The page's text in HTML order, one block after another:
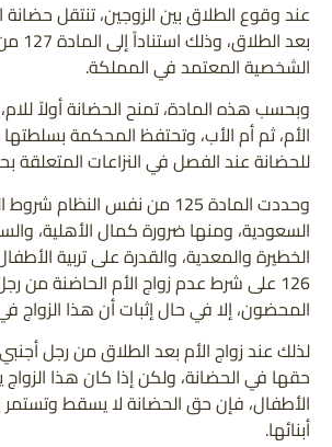
عند وقوع الطلاق بين الزوجين، تنتقل حضانة
بعد
الشخصية المعتمد في المملكة.
وبحسب هذه المادة، تمنح الحضانة أولاً للام،
الأم، ثم أم الأب، وتحتفظ المحكمة
للحضانة عند الفصل في النزاعات المتعلقة
وحددت المادة 125 من نفس النظام
السعودية، ومنها ضرورة كمال الأهلية،
الخطيرة والمعدية، والقدرة على تربية
126 على شرط عدم زواج الأم الحاضنة من
المحضون، إلا في حال إثبات أن هذا الزواج
لذلك عند زواج الأم بعد الطلاق من رجل
حقها في الحضانة، ولكن إذا كان هذا
الأطفال، فإن حق الحضانة لا يسقط
أبنائها.